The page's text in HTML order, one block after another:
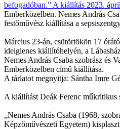
Emberközelben. Nemes András
festőművész kiállítása a
Március 23-án, csütörtökön 17
ideiglenes kiállítóhelyén, a
Nemes András Csaba szobrász és
Emberközelben című kiállítása.
A tárlatot megnyitja: Sántha Imre
A kiállítást Deák Ferenc műkritikus
„Nemes András Csaba (1968,
Képzőművészeti Egyetem)